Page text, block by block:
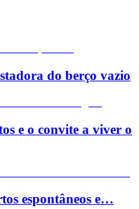
do berço vazio
e o convite a viver o
espontâneos e…